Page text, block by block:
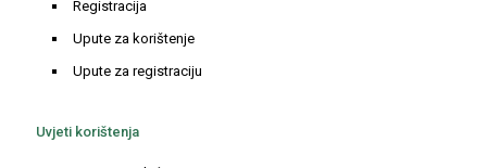
Registracija
Upute za korištenje
Upute za registraciju
Uvjeti korištenja